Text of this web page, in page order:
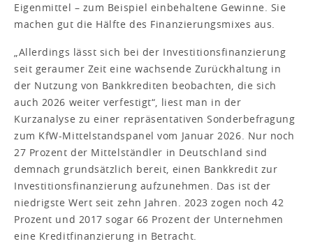
Eigenmittel – zum Beispiel einbehaltene Gewinne. Sie
machen gut die Hälfte des Finanzierungsmixes aus.
„Allerdings lässt sich bei der Investitionsfinanzierung
seit geraumer Zeit eine wachsende Zurückhaltung in
der Nutzung von Bankkrediten beobachten, die sich
auch 2026 weiter verfestigt“, liest man in der
Kurzanalyse zu einer repräsentativen Sonderbefragung
zum KfW-Mittelstandspanel vom Januar 2026. Nur noch
27 Prozent der Mittelständler in Deutschland sind
demnach grundsätzlich bereit, einen Bankkredit zur
Investitionsfinanzierung aufzunehmen. Das ist der
niedrigste Wert seit zehn Jahren. 2023 zogen noch 42
Prozent und 2017 sogar 66 Prozent der Unternehmen
eine Kreditfinanzierung in Betracht.